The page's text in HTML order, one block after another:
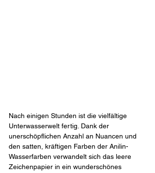
Nach einigen Stunden ist die vielfältige
Unterwasserwelt fertig. Dank der
unerschöpflichen Anzahl an Nuancen und
den satten, kräftigen Farben der Anilin-
Wasserfarben verwandelt sich das leere
Zeichenpapier in ein wunderschönes